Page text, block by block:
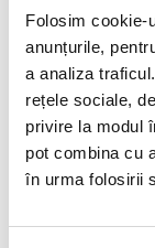
Folosim cookie-
anunțurile,
a analiza
rețele sociale,
privire la modul
pot combina cu
în urma folosirii
Boiler
ACV
sanitare în
la o temperatură
apariţiei oricărei
este ondulat şi
Funcţionează
anilor.